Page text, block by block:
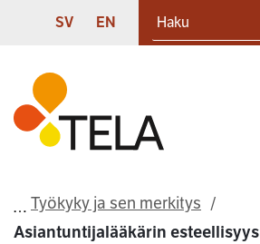
Siirry sisältöön
SVENSKA
SV ENGLISH
EN
Etusivu
Työkyky ja sen merkitys
Asiantuntijalääkärin esteellisyys